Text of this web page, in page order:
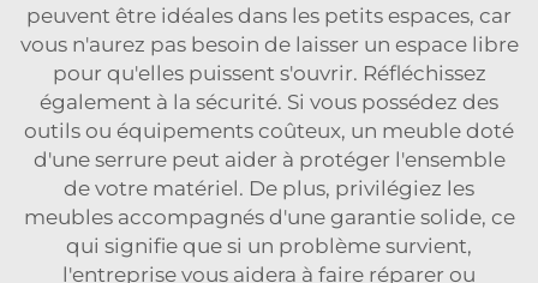
peuvent être idéales dans les petits espaces, car
vous n'aurez pas besoin de laisser un espace libre
pour qu'elles puissent s'ouvrir. Réfléchissez
également à la sécurité. Si vous possédez des
outils ou équipements coûteux, un meuble doté
d'une serrure peut aider à protéger l'ensemble
de votre matériel. De plus, privilégiez les
meubles accompagnés d'une garantie solide, ce
qui signifie que si un problème survient,
l'entreprise vous aidera à faire réparer ou